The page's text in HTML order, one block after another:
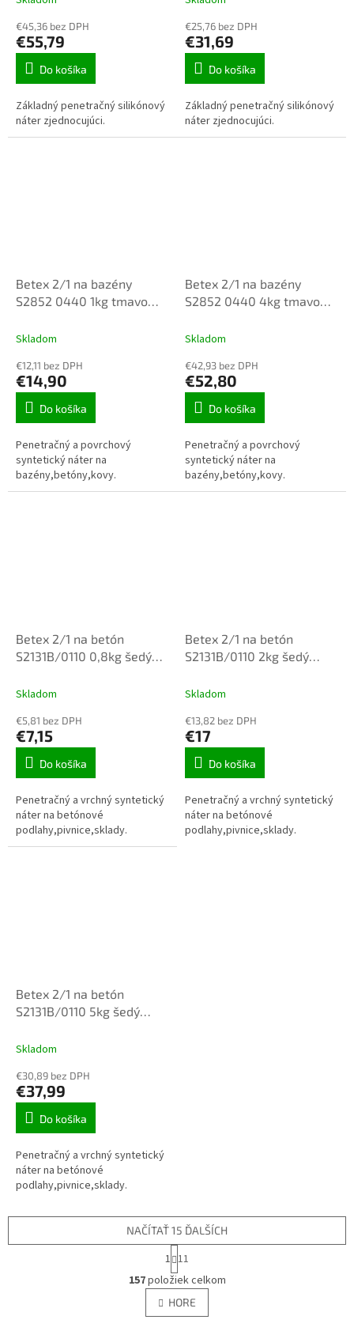
€45,36 bez DPH
€55,79
Do košíka
Základný penetračný silikónový
náter zjednocujúci.
€25,76 bez DPH
€31,69
Do košíka
Základný penetračný silikónový
náter zjednocujúci.
Betex 2/1 na bazény
S2852 0440 1kg tmavo
Skladom
€12,11 bez DPH
€14,90
Do košíka
Penetračný a povrchový
syntetický náter na
bazény,betóny,kovy.
Betex 2/1 na bazény
S2852 0440 4kg tmavo
Skladom
€42,93 bez DPH
€52,80
Do košíka
Penetračný a povrchový
syntetický náter na
bazény,betóny,kovy.
Betex 2/1 na betón
S2131B/0110 0,8kg šedý
Skladom
€5,81 bez DPH
€7,15
Do košíka
Penetračný a vrchný syntetický
náter na betónové
podlahy,pivnice,sklady.
Betex 2/1 na betón
S2131B/0110 2kg šedý
Skladom
€13,82 bez DPH
€17
Do košíka
Penetračný a vrchný syntetický
náter na betónové
podlahy,pivnice,sklady.
Betex 2/1 na betón
S2131B/0110 5kg šedý
Skladom
€30,89 bez DPH
€37,99
Do košíka
Penetračný a vrchný syntetický
náter na betónové
podlahy,pivnice,sklady.
O
v
l
á
NAČÍTAŤ 15 ĎALŠÍCH
S
t
r
á
n
k
1 11
157položiek celkom
HORE